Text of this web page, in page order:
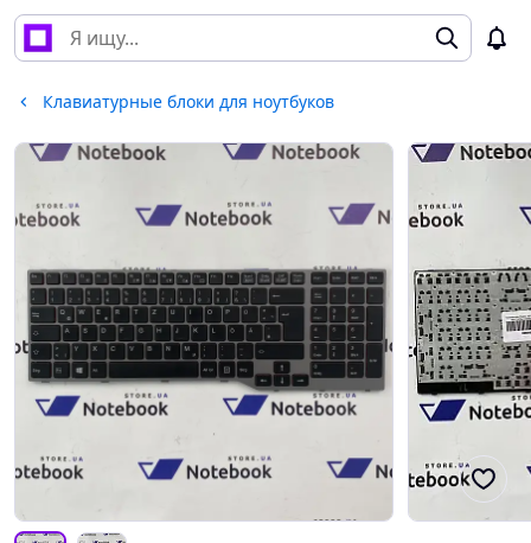
Клавиатурные блоки для ноутбуков